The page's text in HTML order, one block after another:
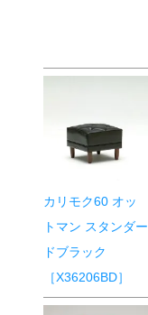
カリモク60 オッ
トマン スタンダー
ドブラック
［X36206BD］